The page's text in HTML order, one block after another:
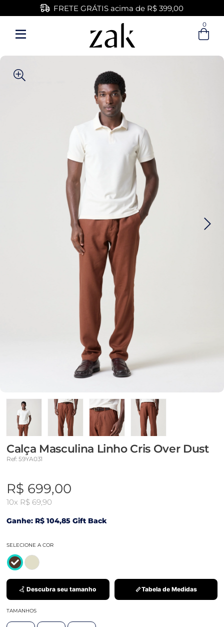
Entre com email ou cpf/cnpj
Criar nova conta
FRETE GRÁTIS acima de R$ 399,00
0
Calça Masculina Linho Cris Over Dust
Ref: 59YA031
R$ 699,00
10x R$ 69,90
Ganhe: R$ 104,85 Gift Back
SELECIONE A COR
Descubra seu tamanho Tabela de Medidas
TAMANHOS